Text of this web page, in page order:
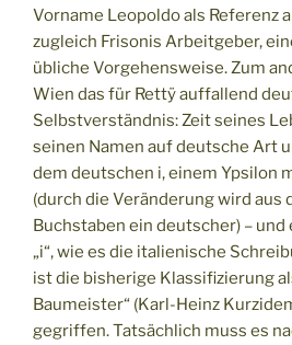
Vorname Leopoldo als Referenz
zugleich Frisonis Arbeitgeber,
übliche Vorgehensweise. Zum
Wien das für Rettÿ auffallend
Selbstverständnis: Zeit seines
seinen Namen auf deutsche Art
dem deutschen i, einem Ypsilon
(durch die Veränderung wird aus
Buchstaben ein deutscher) –
„i“, wie es die italienische
ist die bisherige Klassifizierung
Baumeister“ (Karl-Heinz
gegriffen. Tatsächlich muss es